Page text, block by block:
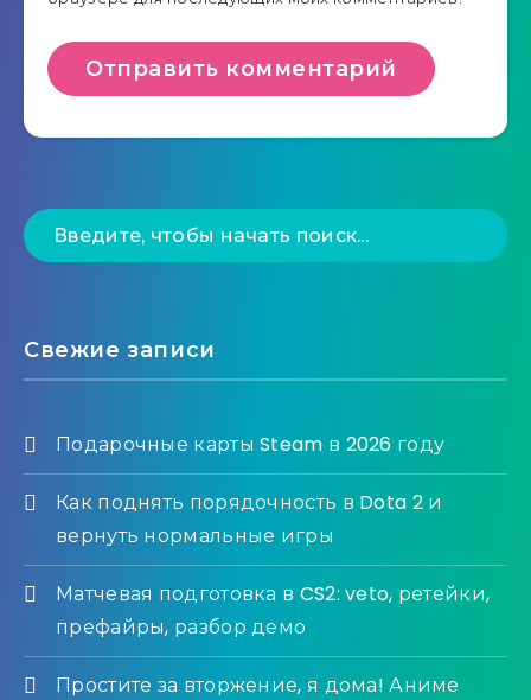
Свежие записи
Подарочные карты Steam в 2026 году
Как поднять порядочность в Dota 2 и
вернуть нормальные игры
Матчевая подготовка в CS2: veto, ретейки,
префайры, разбор демо
Простите за вторжение, я дома! Аниме